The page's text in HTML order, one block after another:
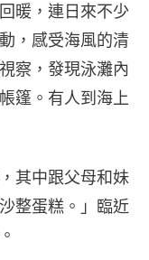
暖，連日來不少
，感受海風的清
察，發現泳灘內
篷。有人到海上
其中跟父母和妹
整蛋糕。」臨近